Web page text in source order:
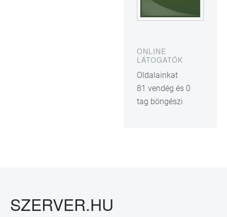
ONLINE
LÁTOGATÓK
Oldalainkat
81 vendég és 0
tag böngészi
SZERVER.HU